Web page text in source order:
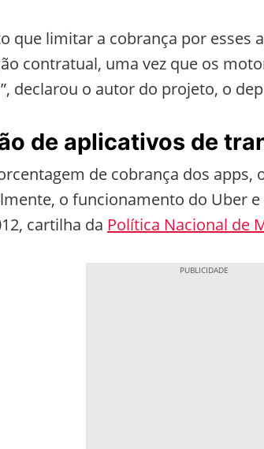
que limitar a cobrança por esses
contratual, uma vez que os
declarou o autor do projeto, o
de aplicativos de
de cobrança dos apps,
o funcionamento do Uber
cartilha da Política Nacional de